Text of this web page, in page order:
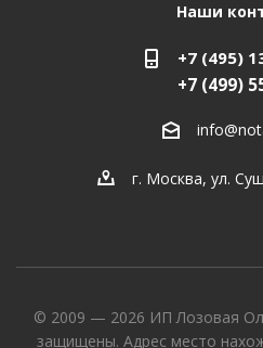
Наши
+7 (495)
+7 (499)
г. Москва, ул.
© 2009 — 2026 ИП Лозовая
защищены. Адрес место